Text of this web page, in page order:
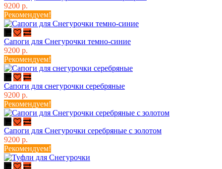
9200 р.
Рекомендуем!
Сапоги для Снегурочки темно-синие
9200 р.
Рекомендуем!
Сапоги для снегурочки серебряные
9200 р.
Рекомендуем!
Сапоги для Снегурочки серебряные с золотом
9200 р.
Рекомендуем!